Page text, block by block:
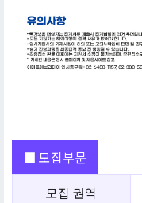
■ 모집부문
모집 권역